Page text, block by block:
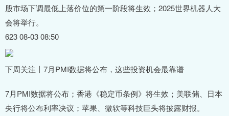
股市场下调最低上落价位的第一阶段将生效；2025世界机器人大
会将举行。
623 08-03 08:50
下周关注丨7月PMI数据将公布，这些投资机会最靠谱
7月PMI数据将公布；香港《稳定币条例》将生效；美联储、日本
央行将公布利率决议；苹果、微软等科技巨头将披露财报。